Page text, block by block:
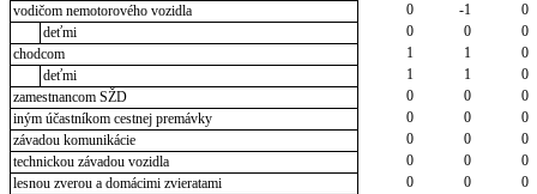
vodičom nemotorového vozidla
0 -1
0
deťmi
0 0
0
chodcom
1 1
0
deťmi
1 1
0
zamestnancom SŽD
0 0
0
iným účastníkom cestnej premávky
0 0
0
závadou komunikácie
0 0
0
technickou závadou vozidla
0 0
0
lesnou zverou a domácimi zvieratami
0 0
0